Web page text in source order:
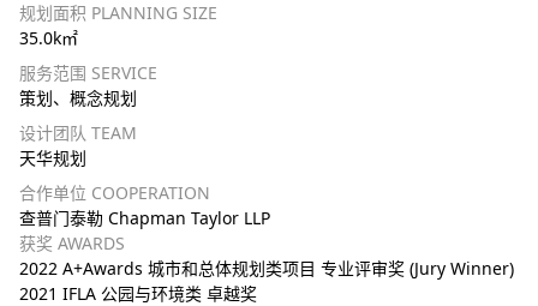
规划面积 PLANNING SIZE
35.0k㎡
服务范围 SERVICE
策划、概念规划
设计团队 TEAM
天华规划
合作单位 COOPERATION
查普门泰勒 Chapman Taylor LLP
获奖 AWARDS
2022 A+Awards 城市和总体规划类项目 专业评审奖 (Jury Winner)
2021 IFLA 公园与环境类 卓越奖